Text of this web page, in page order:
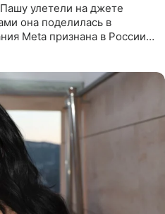
улетели на джете
она поделилась в
Meta признана в России